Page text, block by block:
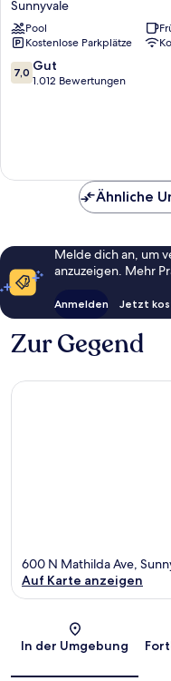
&
Suites
by
Wyndham
Sunnyvale
Sunnyvale
Pool
Kostenlose Parkplätze
7.0
von
7,0 Gut
1.012 Bewertungen
Ähnliche
Melde dich an, um
anzuzeigen. Mehr
Anmelden Jetzt
Zur Gegend
600 N Mathilda Ave,
Auf Karte anzeigen
In der Umgebung